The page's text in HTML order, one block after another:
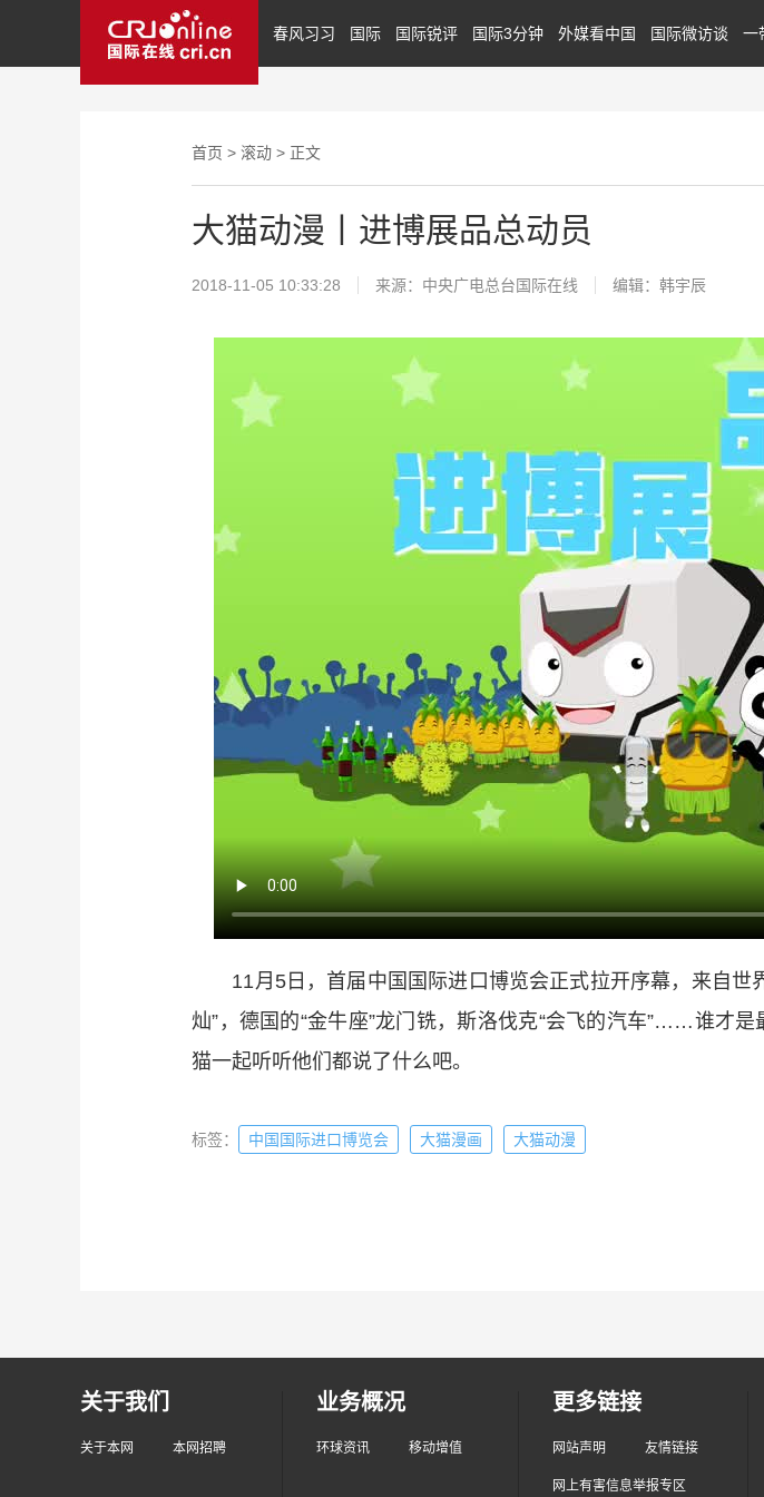
春风习习 国际 国际锐评 国际3分钟 外媒看中国 国际微访谈 一
首页 > 滚动 > 正文
大猫动漫丨进博展品总动员
2018-11-05 10:33:28 来源：中央广电总台国际在线 编辑：韩宇辰
11月5日，首届中国国际进口博览会正式拉开序幕，来自世
灿”，德国的“金牛座”龙门铣，斯洛伐克“会飞的汽车”……谁才
猫一起听听他们都说了什么吧。
标签： 中国国际进口博览会 大猫漫画 大猫动漫
关于我们
关于本网 本网招聘
业务概况
环球资讯 移动增值
更多链接
网站声明 友情链接
网上有害信息举报专区